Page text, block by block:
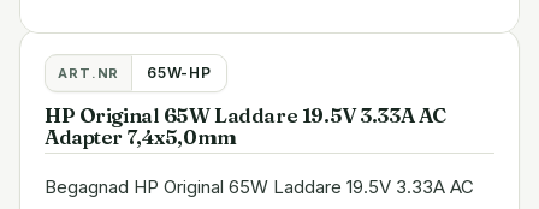
ART.NR 65W-HP
HP Original 65W Laddare 19.5V 3.33A AC
Adapter 7,4x5,0mm
Begagnad HP Original 65W Laddare 19.5V 3.33A AC